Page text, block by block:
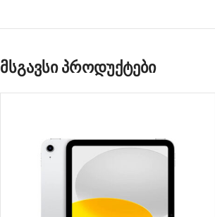
მსგავსი პროდუქტები